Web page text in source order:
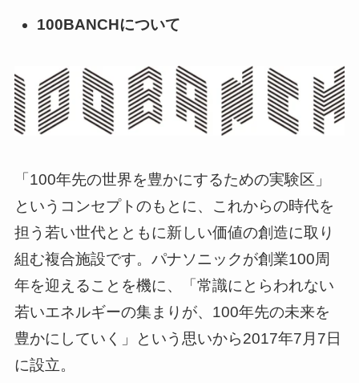
100BANCHについて
「100年先の世界を豊かにするための実験区」
というコンセプトのもとに、これからの時代を
担う若い世代とともに新しい価値の創造に取り
組む複合施設です。パナソニックが創業100周
年を迎えることを機に、「常識にとらわれない
若いエネルギーの集まりが、100年先の未来を
豊かにしていく」という思いから2017年7月7日
に設立。